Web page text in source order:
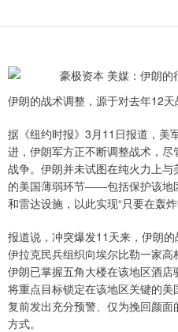
伊朗的战术调整，源于对去年12
据《纽约时报》3月11日报道，美
进，伊朗军方正不断调整战术，
战争。伊朗并未试图在纯火力上
的美国薄弱环节——包括保护该地
和雷达设施，以此实现“只要在轰
报道说，冲突爆发11天来，伊朗
伊拉克民兵组织向埃尔比勒一家
伊朗已掌握五角大楼在该地区酒
将重点目标锁定在该地区关键的
复前发出充分预警、仅为挽回颜
方式。